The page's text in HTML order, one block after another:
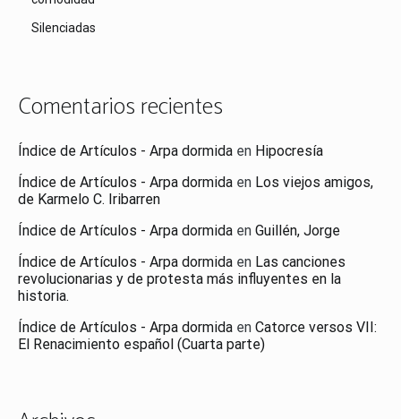
Silenciadas
Comentarios recientes
Índice de Artículos - Arpa dormida en Hipocresía
Índice de Artículos - Arpa dormida en Los viejos amigos,
de Karmelo C. Iribarren
Índice de Artículos - Arpa dormida en Guillén, Jorge
Índice de Artículos - Arpa dormida en Las canciones
revolucionarias y de protesta más influyentes en la
historia.
Índice de Artículos - Arpa dormida en Catorce versos VII:
El Renacimiento español (Cuarta parte)